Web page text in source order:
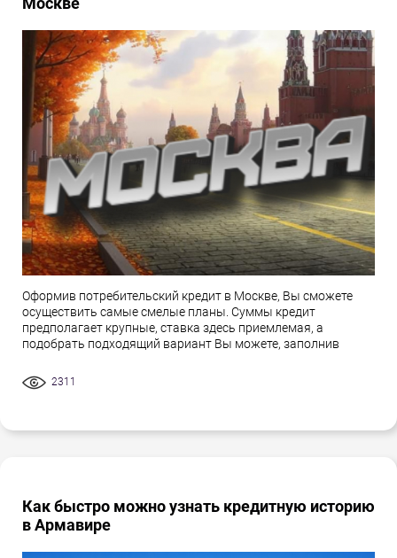
Оформив потребительский кредит в Москве, Вы сможете
осуществить самые смелые планы. Суммы кредит
предполагает крупные, ставка здесь приемлемая, а
подобрать подходящий вариант Вы можете, заполнив
2311
Как быстро можно узнать кредитную историю
в Армавире